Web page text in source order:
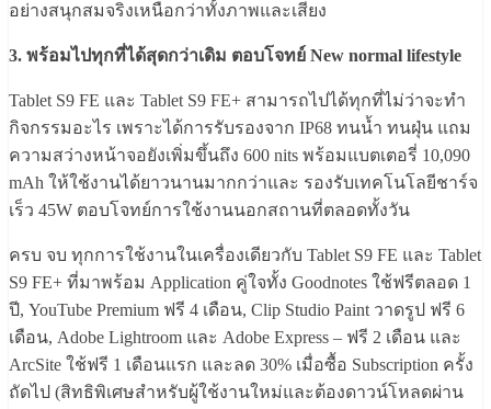
อย่างสนุกสมจริงเหนือกว่าทั้งภาพและเสียง
3. พร้อมไปทุกที่ได้สุดกว่าเดิม ตอบโจทย์ New normal lifestyle
Tablet S9 FE และ Tablet S9 FE+ สามารถไปได้ทุกที่ไม่ว่าจะทำ
กิจกรรมอะไร เพราะได้การรับรองจาก IP68 ทนน้ำ ทนฝุ่น แถม
ความสว่างหน้าจอยังเพิ่มขึ้นถึง 600 nits พร้อมแบตเตอรี่ 10,090
mAh ให้ใช้งานได้ยาวนานมากกว่าและ รองรับเทคโนโลยีชาร์จ
เร็ว 45W ตอบโจทย์การใช้งานนอกสถานที่ตลอดทั้งวัน
ครบ จบ ทุกการใช้งานในเครื่องเดียวกับ Tablet S9 FE และ Tablet
S9 FE+ ที่มาพร้อม Application คู่ใจทั้ง Goodnotes ใช้ฟรีตลอด 1
ปี, YouTube Premium ฟรี 4 เดือน, Clip Studio Paint วาดรูป ฟรี 6
เดือน, Adobe Lightroom และ Adobe Express – ฟรี 2 เดือน และ
ArcSite ใช้ฟรี 1 เดือนแรก และลด 30% เมื่อซื้อ Subscription ครั้ง
ถัดไป (สิทธิพิเศษสำหรับผู้ใช้งานใหม่และต้องดาวน์โหลดผ่าน